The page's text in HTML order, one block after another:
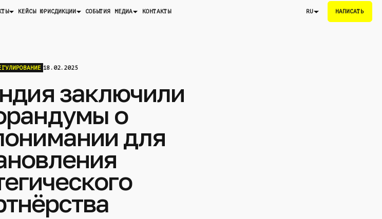
КЕЙСЫ ЮРИСДИКЦИИ СОБЫТИЯ МЕДИА КОНТАКТЫ RU НАПИСАТЬ
18.02.2025
заключили
о
для